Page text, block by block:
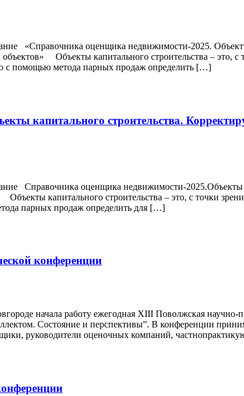
«Справочника оценщика недвижимости-2025.
Объекты капитального строительства – это,
с помощью метода парных продаж определить […]
капитального строительства.
Справочника оценщика недвижимости-
капитального строительства – это, с точки
парных продаж определить для […]
конференции
начала работу ежегодная ХIII Поволжская научно-
Состояние и перспективы”. В конференции
руководители оценочных компаний,